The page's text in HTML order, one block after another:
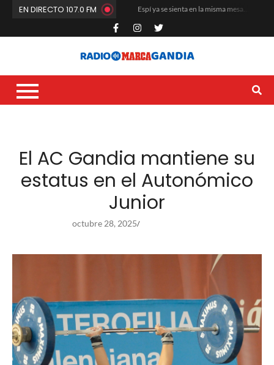
EN DIRECTO 107.0 FM
Espí ya se sienta en la misma mesa que Quiles y los Ferrando
Un altre any més toca renovar i buidar les butxaques
El AC Gandia mantiene su
estatus en el Autonómico
Junior
octubre 28, 2025/